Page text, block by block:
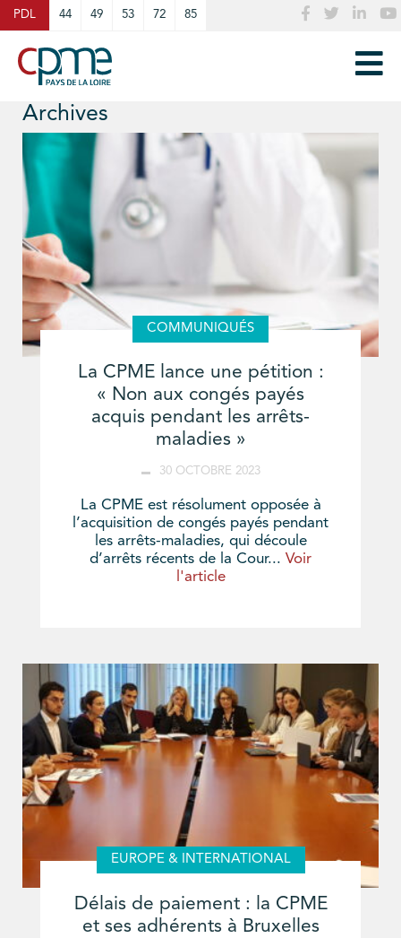
PDL 44 49 53 72 85
Archives
COMMUNIQUÉS
La CPME lance une pétition :
« Non aux congés payés
acquis pendant les arrêts-
maladies »
30 OCTOBRE 2023
La CPME est résolument opposée à
l’acquisition de congés payés pendant
les arrêts-maladies, qui découle
d’arrêts récents de la Cour... Voir
l'article
EUROPE & INTERNATIONAL
Délais de paiement : la CPME
et ses adhérents à Bruxelles
Cookies management panel